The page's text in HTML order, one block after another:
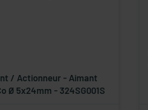
/ Actionneur - Aimant
Ø 5x24mm - 324SG001S